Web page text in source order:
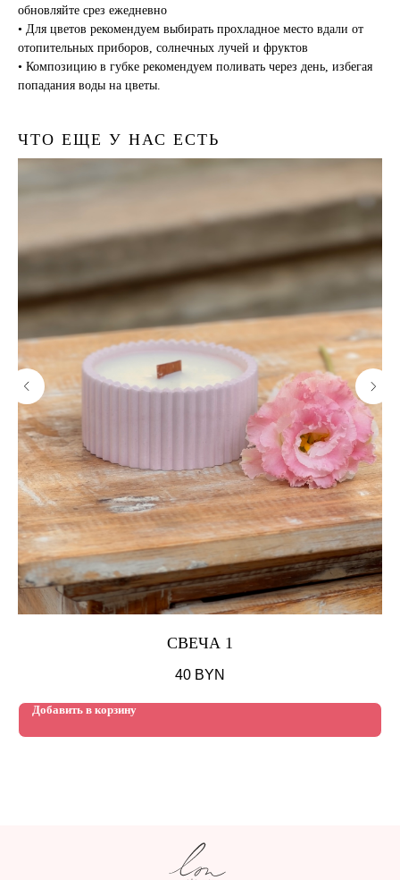
обновляйте срез ежедневно
• Для цветов рекомендуем выбирать прохладное место вдали от
отопительных приборов, солнечных лучей и фруктов
• Композицию в губке рекомендуем поливать через день, избегая
попадания воды на цветы.
ЧТО ЕЩЕ У НАС ЕСТЬ
СВЕЧА 1
40 BYN
Добавить в корзину